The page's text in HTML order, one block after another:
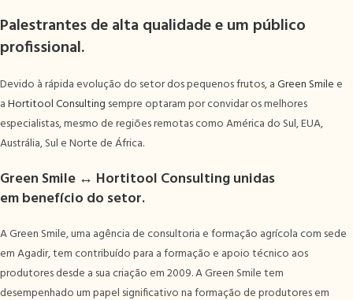
Palestrantes de alta qualidade e um público
profissional.
Devido à rápida evolução do setor dos pequenos frutos, aGreen Smile e
aHortitool Consulting sempre optaram por convidar os melhores
especialistas, mesmo de regiões remotas como América do Sul, EUA,
Austrália, Sul e Norte de África.
Green Smile ↔ Hortitool Consultingunidas
em benefício do setor.
A Green Smile, uma agência de consultoria e formação agrícola com sede
em Agadir, tem contribuído para a formação e apoio técnico aos
produtores desde a sua criação em 2009. A Green Smile tem
desempenhado um papel significativo na formação de produtores em